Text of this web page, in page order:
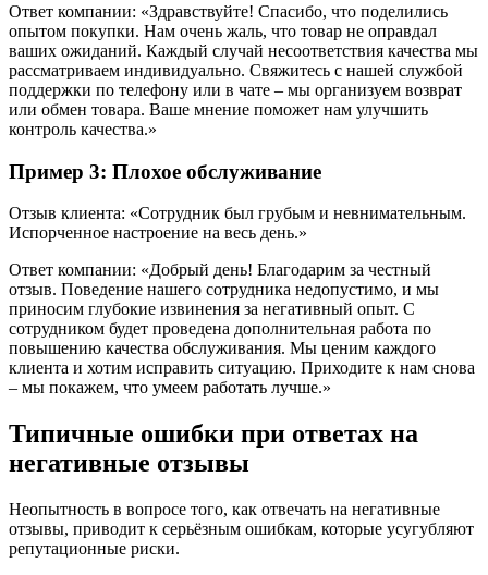
Ответ компании: «Здравствуйте! Спасибо, что поделились
опытом покупки. Нам очень жаль, что товар не оправдал
ваших ожиданий. Каждый случай несоответствия качества мы
рассматриваем индивидуально. Свяжитесь с нашей службой
поддержки по телефону или в чате – мы организуем возврат
или обмен товара. Ваше мнение поможет нам улучшить
контроль качества.»
Пример 3: Плохое обслуживание
Отзыв клиента: «Сотрудник был грубым и невнимательным.
Испорченное настроение на весь день.»
Ответ компании: «Добрый день! Благодарим за честный
отзыв. Поведение нашего сотрудника недопустимо, и мы
приносим глубокие извинения за негативный опыт. С
сотрудником будет проведена дополнительная работа по
повышению качества обслуживания. Мы ценим каждого
клиента и хотим исправить ситуацию. Приходите к нам снова
– мы покажем, что умеем работать лучше.»
Типичные ошибки при ответах на
негативные отзывы
Неопытность в вопросе того, как отвечать на негативные
отзывы, приводит к серьёзным ошибкам, которые усугубляют
репутационные риски.